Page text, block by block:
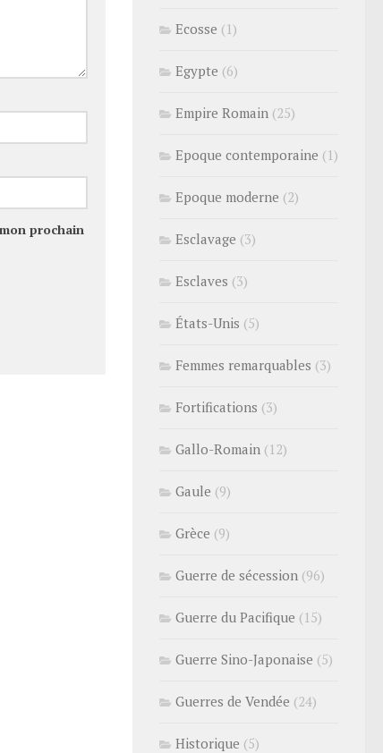
prochain
Ecosse (1)
Egypte (6)
Empire Romain (25)
Epoque contemporaine (1)
Epoque moderne (2)
Esclavage (3)
Esclaves (3)
États-Unis (5)
Femmes remarquables (3)
Fortifications (3)
Gallo-Romain (12)
Gaule (9)
Grèce (9)
Guerre de sécession (96)
Guerre du Pacifique (15)
Guerre Sino-Japonaise (5)
Guerres de Vendée (24)
Historique (5)